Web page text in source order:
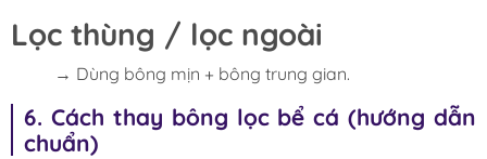
Lọc thùng / lọc ngoài
→ Dùng bông mịn + bông trung gian.
6. Cách thay bông lọc bể cá (hướng dẫn
chuẩn)